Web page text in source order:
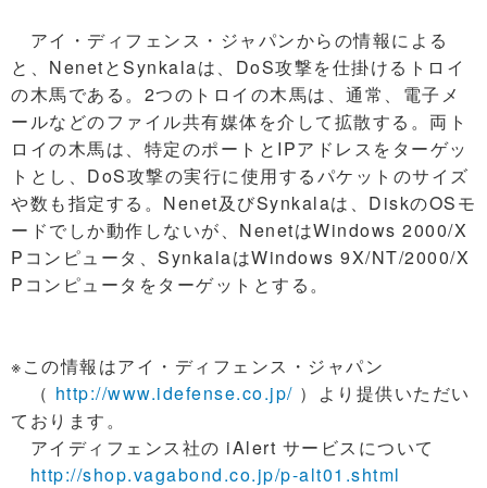
アイ・ディフェンス・ジャパンからの情報による
と、NenetとSynkalaは、DoS攻撃を仕掛けるトロイ
の木馬である。2つのトロイの木馬は、通常、電子メ
ールなどのファイル共有媒体を介して拡散する。両ト
ロイの木馬は、特定のポートとIPアドレスをターゲッ
トとし、DoS攻撃の実行に使用するパケットのサイズ
や数も指定する。Nenet及びSynkalaは、DiskのOSモ
ードでしか動作しないが、NenetはWindows 2000/X
Pコンピュータ、SynkalaはWindows 9X/NT/2000/X
Pコンピュータをターゲットとする。
※この情報はアイ・ディフェンス・ジャパン
（ http://www.idefense.co.jp/ ）より提供いただい
ております。
アイディフェンス社の iAlert サービスについて
http://shop.vagabond.co.jp/p-alt01.shtml